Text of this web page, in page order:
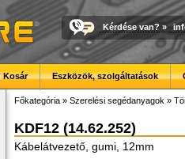
Kérdése van? »
Kosár Eszközök, szolgáltatások
Főkategória » Szerelési segédanyagok »
KDF12 (14.62.252)
Kábelátvezető, gumi, 12mm